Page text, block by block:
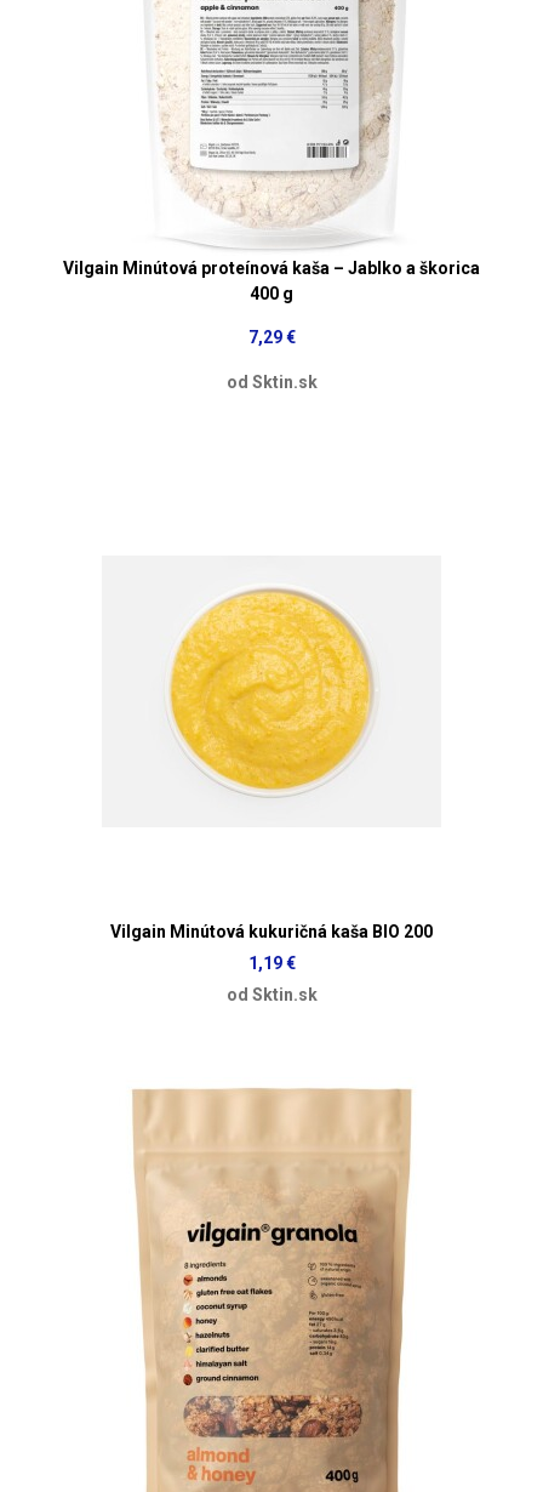
Vilgain Minútová proteínová kaša – Jablko a škorica
400 g
7,29 €
od Sktin.sk
Vilgain Minútová kukuričná kaša BIO 200
1,19 €
od Sktin.sk